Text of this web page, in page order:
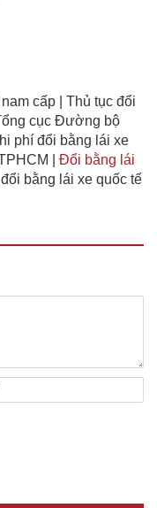
cấp | Thủ tục đổi
cục Đường bộ
phí đổi bằng lái xe
| Đổi bằng lái
bằng lái xe quốc tế